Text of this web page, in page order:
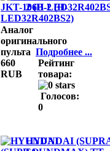
2 (H-
Аналог
оригинального
пульта Подробнее ...
660
RUB
Рейтинг
товара:
Голосов:
0
HYUNDAI